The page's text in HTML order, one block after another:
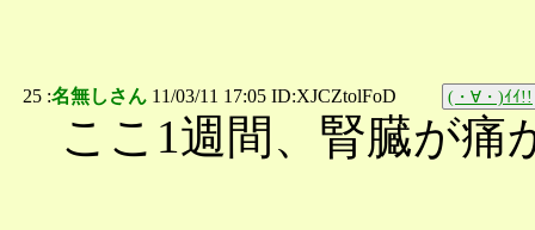
25 :名無しさん 11/03/11 17:05 ID:XJCZtolFoD (・∀・)ｲｲ!!
ここ1週間、腎臓が痛